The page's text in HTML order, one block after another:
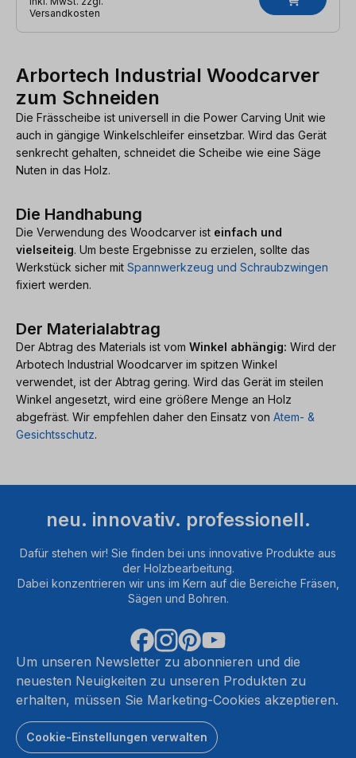
Versandkosten
Arbortech Industrial Woodcarver
zum Schneiden
Die Frässcheibe ist universell in die Power Carving Unit wie
auch in gängige Winkelschleifer einsetzbar. Wird das Gerät
senkrecht gehalten, schneidet die Scheibe wie eine Säge
Nuten in das Holz.
Die Handhabung
Die Verwendung des Woodcarver ist einfach und
vielseiteig. Um beste Ergebnisse zu erzielen, sollte das
Werkstück sicher mit Spannwerkzeug und Schraubzwingen
fixiert werden.
Der Materialabtrag
Der Abtrag des Materials ist vom Winkel abhängig: Wird der
Arbotech Industrial Woodcarver im spitzen Winkel
verwendet, ist der Abtrag gering. Wird das Gerät im steilen
Winkel angesetzt, wird eine größere Menge an Holz
abgefräst. Wir empfehlen daher den Einsatz von Atem- &
Gesichtsschutz.
neu. innovativ. professionell.
Dafür stehen wir! Sie finden bei uns innovative Produkte aus
der Holzbearbeitung.
Dabei konzentrieren wir uns im Kern auf die Bereiche Fräsen,
Sägen und Bohren.
Um unseren Newsletter zu abonnieren und die
neuesten Neuigkeiten zu unseren Produkten zu
erhalten, müssen Sie Marketing-Cookies akzeptieren.
Cookie-Einstellungen verwalten